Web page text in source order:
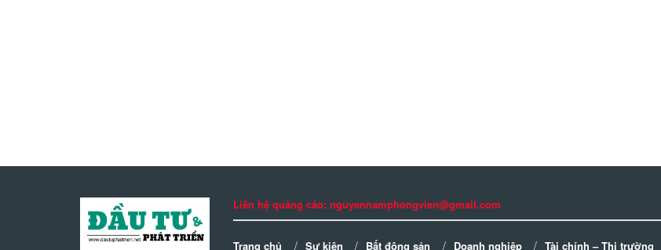
Liên hệ quảng cáo: nguyennamphongvien@gmail.com
Trang chủ Sự kiện Bất động sản Doanh nghiệp Tài chính – Thị trường